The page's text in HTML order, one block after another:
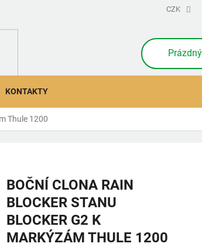
CZK
KOŠÍK
KONTAKTY
Thule 1200
BOČNÍ CLONA RAIN
BLOCKER STANU
BLOCKER G2 K
MARKÝZÁM THULE 1200